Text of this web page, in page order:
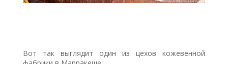
Вот так выглядит один из цехов кожевенной